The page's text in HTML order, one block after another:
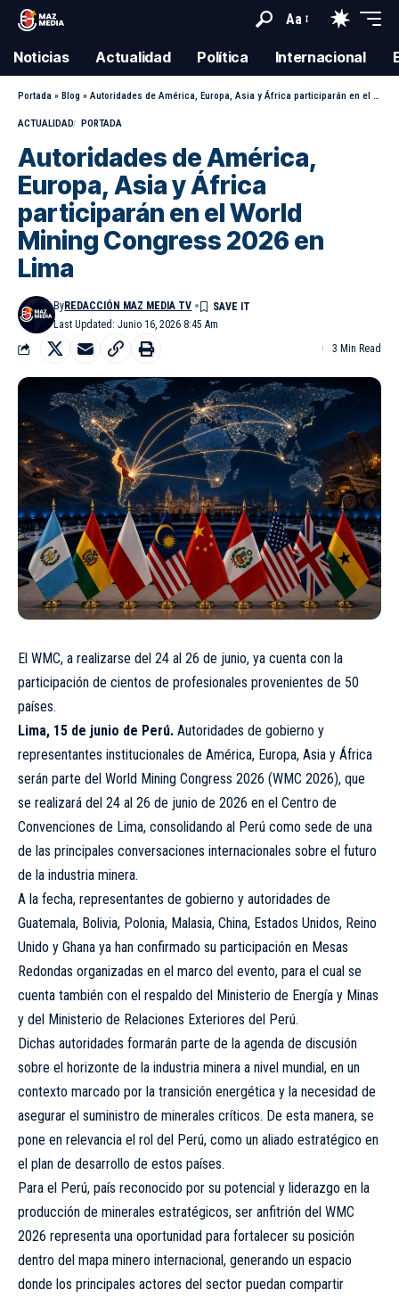
Aa
Noticias Actualidad Política Internacional
Portada » Blog » Autoridades de América, Europa, Asia y África participarán en el World Mining Congress 2026 en Lima
ACTUALIDAD PORTADA
Autoridades de América,
Europa, Asia y África
participarán en el World
Mining Congress 2026 en
Lima
Last Updated: Junio 16, 2026 8:45 Am
ByREDACCIÓN MAZ MEDIA TV
3 Min Read
El WMC, a realizarse del 24 al 26 de junio, ya cuenta con la
participación de cientos de profesionales provenientes de 50
países.
Lima, 15 de junio de Perú. Autoridades de gobierno y
representantes institucionales de América, Europa, Asia y África
serán parte del World Mining Congress 2026 (WMC 2026), que
se realizará del 24 al 26 de junio de 2026 en el Centro de
Convenciones de Lima, consolidando al Perú como sede de una
de las principales conversaciones internacionales sobre el futuro
de la industria minera.
A la fecha, representantes de gobierno y autoridades de
Guatemala, Bolivia, Polonia, Malasia, China, Estados Unidos, Reino
Unido y Ghana ya han confirmado su participación en Mesas
Redondas organizadas en el marco del evento, para el cual se
cuenta también con el respaldo del Ministerio de Energía y Minas
y del Ministerio de Relaciones Exteriores del Perú.
Dichas autoridades formarán parte de la agenda de discusión
sobre el horizonte de la industria minera a nivel mundial, en un
contexto marcado por la transición energética y la necesidad de
asegurar el suministro de minerales críticos. De esta manera, se
pone en relevancia el rol del Perú, como un aliado estratégico en
el plan de desarrollo de estos países.
Para el Perú, país reconocido por su potencial y liderazgo en la
producción de minerales estratégicos, ser anfitrión del WMC
2026 representa una oportunidad para fortalecer su posición
dentro del mapa minero internacional, generando un espacio
donde los principales actores del sector puedan compartir